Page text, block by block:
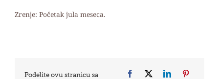
Zrenje: Početak jula meseca.
Podelite ovu stranicu sa